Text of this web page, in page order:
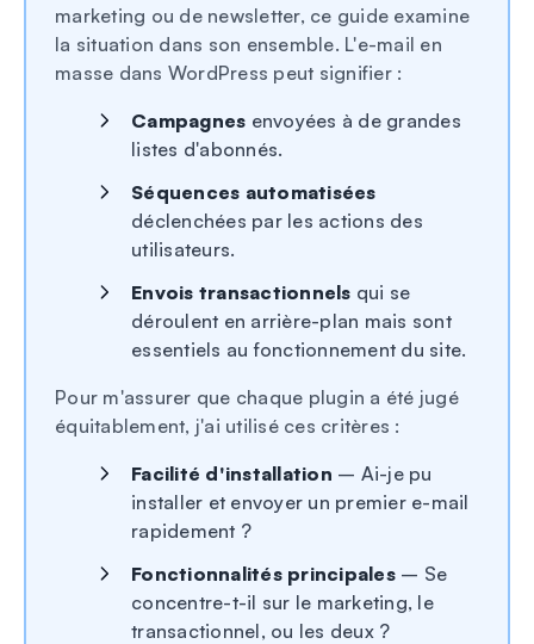
marketing ou de newsletter, ce guide examine
la situation dans son ensemble. L'e-mail en
masse dans WordPress peut signifier :
Campagnes envoyées à de grandes
listes d'abonnés.
Séquences automatisées
déclenchées par les actions des
utilisateurs.
Envois transactionnels qui se
déroulent en arrière-plan mais sont
essentiels au fonctionnement du site.
Pour m'assurer que chaque plugin a été jugé
équitablement, j'ai utilisé ces critères :
Facilité d'installation – Ai-je pu
installer et envoyer un premier e-mail
rapidement ?
Fonctionnalités principales– Se
concentre-t-il sur le marketing, le
transactionnel, ou les deux ?